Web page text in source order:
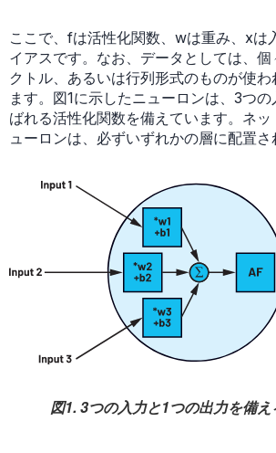
ここで、fは活性化関数、wは重み、xは
イアスです。なお、データとしては、
クトル、あるいは行列形式のものが使わ
ます。図1に示したニューロンは、3つ
ばれる活性化関数を備えています。ネ
ューロンは、必ずいずれかの層に配置さ
図1. 3つの入力と1つの出力を備